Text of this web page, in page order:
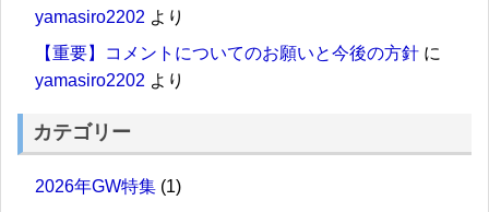
yamasiro2202 より
【重要】コメントについてのお願いと今後の方針 に
yamasiro2202 より
カテゴリー
2026年GW特集 (1)